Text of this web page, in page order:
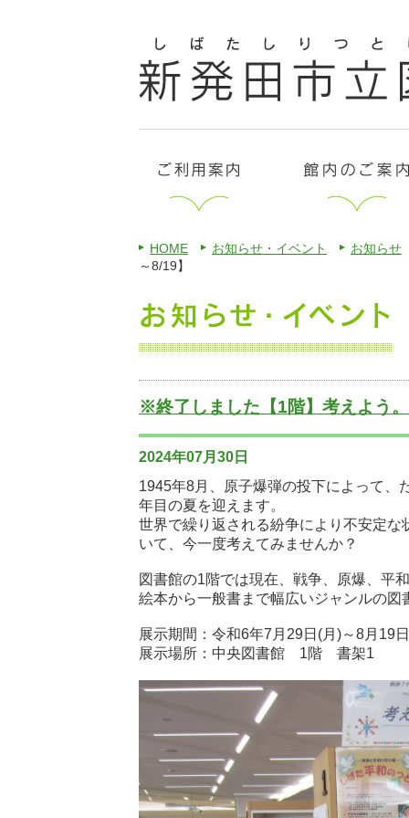
HOME お知らせ・イベント
お知らせ
～8/19】
※終了しました【1階】考えよう
2024年07月30日
1945年8月、原子爆弾の投下によって、
年目の夏を迎えます。
世界で繰り返される紛争により不安定
いて、今一度考えてみませんか？
図書館の1階では現在、戦争、原爆、平
絵本から一般書まで幅広いジャンルの図
展示期間：令和6年7月29日(月)～8月19
展示場所：中央図書館 1階 書架1